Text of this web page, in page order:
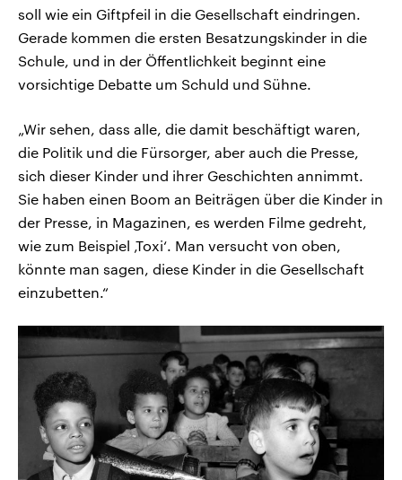
soll wie ein Giftpfeil in die Gesellschaft eindringen.
Gerade kommen die ersten Besatzungskinder in die
Schule, und in der Öffentlichkeit beginnt eine
vorsichtige Debatte um Schuld und Sühne.
„Wir sehen, dass alle, die damit beschäftigt waren,
die Politik und die Fürsorger, aber auch die Presse,
sich dieser Kinder und ihrer Geschichten annimmt.
Sie haben einen Boom an Beiträgen über die Kinder in
der Presse, in Magazinen, es werden Filme gedreht,
wie zum Beispiel ‚Toxi‘. Man versucht von oben,
könnte man sagen, diese Kinder in die Gesellschaft
einzubetten.“